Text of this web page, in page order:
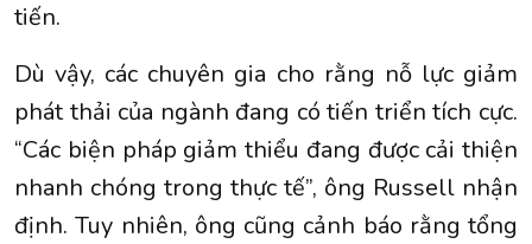
tiến.
Dù vậy, các chuyên gia cho rằng nỗ lực giảm
phát thải của ngành đang có tiến triển tích cực.
“Các biện pháp giảm thiểu đang được cải thiện
nhanh chóng trong thực tế”, ông Russell nhận
định. Tuy nhiên, ông cũng cảnh báo rằng tổng